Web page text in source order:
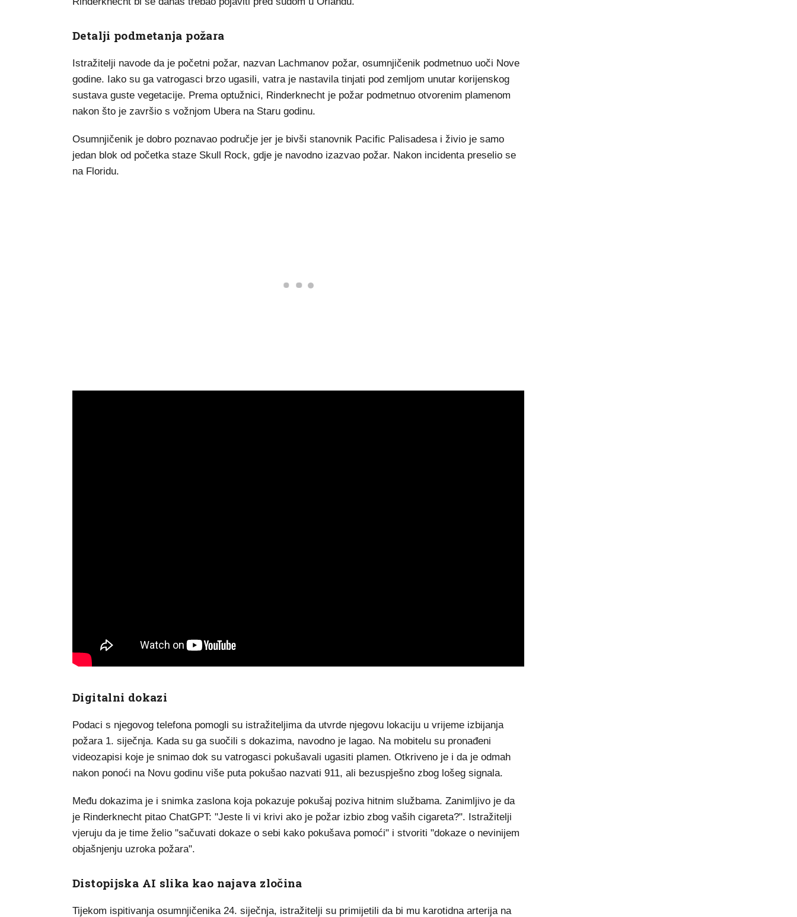
Detalji podmetanja požara
Istražitelji navode da je početni požar, nazvan Lachmanov požar, osumnjičenik podmetnuo uoči Nove
godine. Iako su ga vatrogasci brzo ugasili, vatra je nastavila tinjati pod zemljom unutar korijenskog
sustava guste vegetacije. Prema optužnici, Rinderknecht je požar podmetnuo otvorenim plamenom
nakon što je završio s vožnjom Ubera na Staru godinu.
Osumnjičenik je dobro poznavao područje jer je bivši stanovnik Pacific Palisadesa i živio je samo
jedan blok od početka staze Skull Rock, gdje je navodno izazvao požar. Nakon incidenta preselio se
na Floridu.
Digitalni dokazi
Podaci s njegovog telefona pomogli su istražiteljima da utvrde njegovu lokaciju u vrijeme izbijanja
požara 1. siječnja. Kada su ga suočili s dokazima, navodno je lagao. Na mobitelu su pronađeni
videozapisi koje je snimao dok su vatrogasci pokušavali ugasiti plamen. Otkriveno je i da je odmah
nakon ponoći na Novu godinu više puta pokušao nazvati 911, ali bezuspješno zbog lošeg signala.
Među dokazima je i snimka zaslona koja pokazuje pokušaj poziva hitnim službama. Zanimljivo je da
je Rinderknecht pitao ChatGPT: "Jeste li vi krivi ako je požar izbio zbog vaših cigareta?". Istražitelji
vjeruju da je time želio "sačuvati dokaze o sebi kako pokušava pomoći" i stvoriti "dokaze o nevinijem
objašnjenju uzroka požara".
Distopijska AI slika kao najava zločina
Tijekom ispitivanja osumnjičenika 24. siječnja, istražitelji su primijetili da bi mu karotidna arterija na